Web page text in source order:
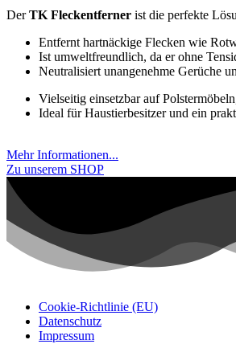
DerTK Fleckentferner ist die perfekte
Entfernt hartnäckige Flecken wie
Ist umweltfreundlich, da er ohne
Neutralisiert unangenehme Gerüche
Vielseitig einsetzbar auf
Ideal für Haustierbesitzer und ein
Mehr Informationen...
Zu unserem SHOP
Cookie-Richtlinie (EU)
Datenschutz
Impressum